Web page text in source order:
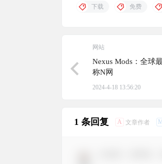
下载 免费
网站
Nexus Mods：全球
称N网
2024-4-18 13:56:20
1 条回复 A 文章作者 M